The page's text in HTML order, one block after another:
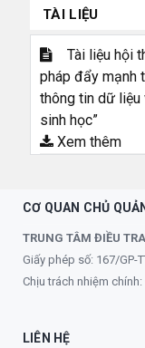
TÀI LIỆU
Tài liệu hội
pháp đẩy mạnh
thông tin dữ liệu
sinh học”
Xem thêm
CƠ QUAN CHỦ QUẢN
TRUNG TÂM ĐIỀU
Giấy phép số: 167/GP-
Chịu trách nhiệm chính:
LIÊN HỆ